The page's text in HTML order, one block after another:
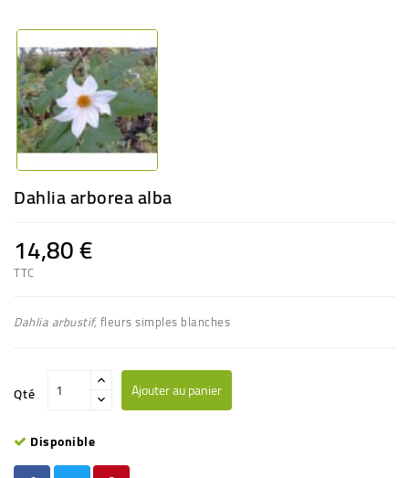
ENGRAIS
OFFRES
SPÉCIALES
PLANTES
PARFUMÉES
Dahlia arborea alba
14,80 €
TTC
Dahlia arbustif,fleurs simples blanches
Qté Ajouter au panier
Disponible